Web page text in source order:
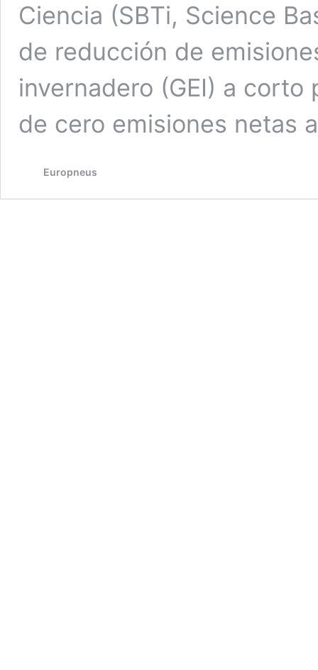
Ciencia (SBTi, Science
de reducción de
invernadero (GEI) a
de cero emisiones netas
Europneus